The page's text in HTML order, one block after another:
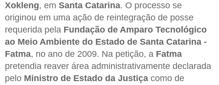
Xokleng, em Santa Catarina. O processo se
originou em uma ação de reintegração de posse
requerida pela Fundação de Amparo Tecnológico
ao Meio Ambiente do Estado de Santa Catarina -
Fatma, no ano de 2009. Na petição, a Fatma
pretendia reaver área administrativamente declarada
pelo Ministro de Estado da Justiça como de